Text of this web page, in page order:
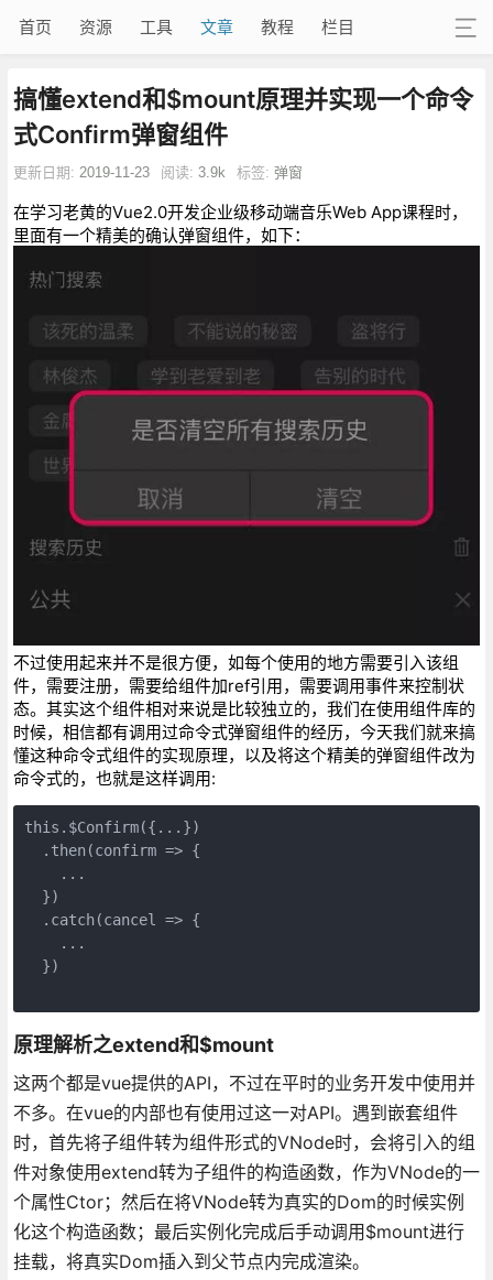
首页 资源 工具 文章 教程 栏目
搞懂extend和$mount原理并实现一个命令
式Confirm弹窗组件
更新日期: 2019-11-23 阅读: 3.9k 标签: 弹窗
在学习老黄的Vue2.0开发企业级移动端音乐Web App课程时，
里面有一个精美的确认弹窗组件，如下：
不过使用起来并不是很方便，如每个使用的地方需要引入该组
件，需要注册，需要给组件加ref引用，需要调用事件来控制状
态。其实这个组件相对来说是比较独立的，我们在使用组件库的
时候，相信都有调用过命令式弹窗组件的经历，今天我们就来搞
懂这种命令式组件的实现原理，以及将这个精美的弹窗组件改为
命令式的，也就是这样调用:
this.$Confirm({...})
  .then(confirm => {
    ...
  })
  .catch(cancel => {
    ...
原理解析之extend和$mount
这两个都是vue提供的API，不过在平时的业务开发中使用并
不多。在vue的内部也有使用过这一对API。遇到嵌套组件
时，首先将子组件转为组件形式的VNode时，会将引入的组
件对象使用extend转为子组件的构造函数，作为VNode的一
个属性Ctor；然后在将VNode转为真实的Dom的时候实例
化这个构造函数；最后实例化完成后手动调用$mount进行
挂载，将真实Dom插入到父节点内完成渲染。